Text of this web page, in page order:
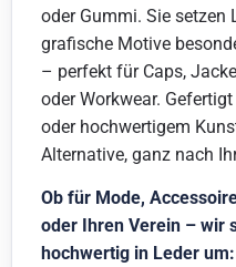
oder Gummi. Sie setzen
grafische Motive
– perfekt für Caps,
oder Workwear.
oder hochwertigem
Alternative, ganz nach
Ob für Mode,
oder Ihren Verein – wir
hochwertig in Leder um: